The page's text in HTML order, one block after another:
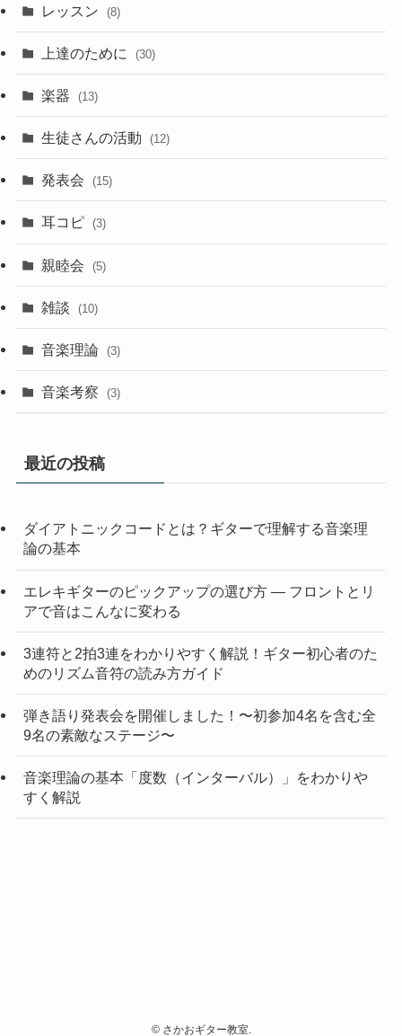
レッスン (8)
上達のために (30)
楽器 (13)
生徒さんの活動 (12)
発表会 (15)
耳コピ (3)
親睦会 (5)
雑談 (10)
音楽理論 (3)
音楽考察 (3)
最近の投稿
ダイアトニックコードとは？ギターで理解する音楽理
論の基本
エレキギターのピックアップの選び方 — フロントとリ
アで音はこんなに変わる
3連符と2拍3連をわかりやすく解説！ギター初心者のた
めのリズム音符の読み方ガイド
弾き語り発表会を開催しました！〜初参加4名を含む全
9名の素敵なステージ〜
音楽理論の基本「度数（インターバル）」をわかりや
すく解説
©さかおギター教室.